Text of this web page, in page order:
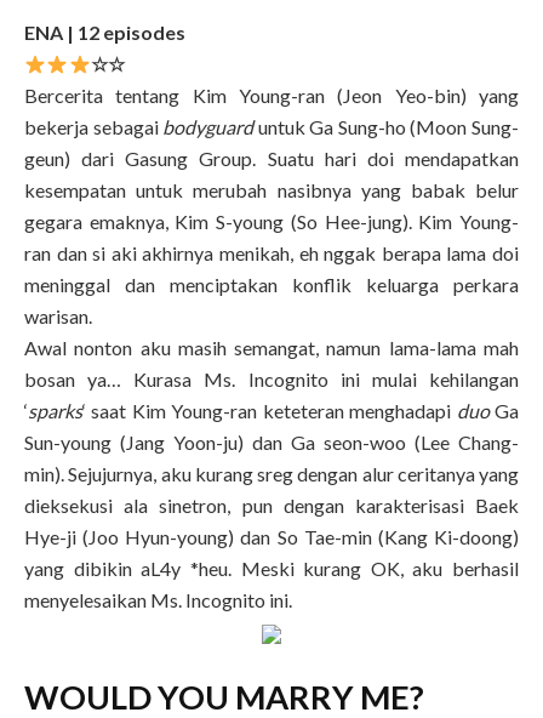
ENA | 12 episodes
☆☆
Bercerita tentang Kim Young-ran (Jeon Yeo-bin) yang
bekerja sebagai bodyguarduntuk Ga Sung-ho (Moon Sung-
geun) dari Gasung Group. Suatu hari doi mendapatkan
kesempatan untuk merubah nasibnya yang babak belur
gegara emaknya, Kim S-young (So Hee-jung). Kim Young-
ran dan si aki akhirnya menikah, eh nggak berapa lama doi
meninggal dan menciptakan konflik keluarga perkara
warisan.
Awal nonton aku masih semangat, namun lama-lama mah
bosan ya… Kurasa Ms. Incognito ini mulai kehilangan
‘sparks‘ saat Kim Young-ran keteteran menghadapi duoGa
Sun-young (Jang Yoon-ju) dan Ga seon-woo (Lee Chang-
min). Sejujurnya, aku kurang sreg dengan alur ceritanya yang
dieksekusi ala sinetron, pun dengan karakterisasi Baek
Hye-ji (Joo Hyun-young) dan So Tae-min (Kang Ki-doong)
yang dibikin aL4y *heu. Meski kurang OK, aku berhasil
menyelesaikan Ms. Incognito ini.
WOULD YOU MARRY ME?